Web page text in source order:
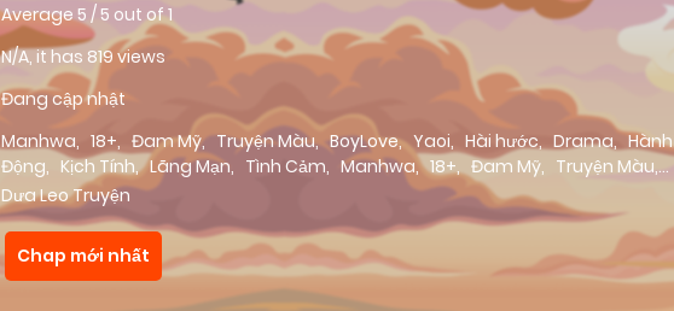
Average5 /5 out of1
N/A, it has 819 views
Đang cập nhật
Manhwa, 18+, Đam Mỹ, Truyện Màu, BoyLove, Yaoi, Hài hước, Drama, Hành
Động, Kịch Tính, Lãng Mạn, Tình Cảm, Manhwa, 18+, Đam Mỹ, Truyện Màu,
BoyLove, Yaoi, Hài hước Kịch Tính, Lãng Mạn
Dưa Leo Truyện
Chap mới nhất